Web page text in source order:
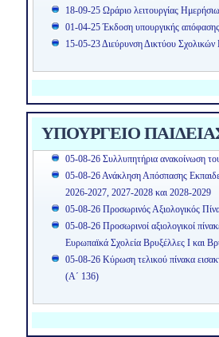
18-09-25 Ωράριο λειτουργίας
01-04-25 Έκδοση υπουργικής
15-05-23 Διεύρυνση Δικτύου
ΥΠΟΥΡΓΕΙΟ
05-08-26 Συλλυπητήρια ανακοίνωση
05-08-26 Ανάκληση Απόσπασης
2026-2027, 2027-2028 και 2028-2029
05-08-26 Προσωρινός Αξιολογικός
05-08-26 Προσωρινοί αξιολογικοί
Ευρωπαϊκά Σχολεία Βρυξέλλες Ι και
05-08-26 Κύρωση τελικού πίνακα
(Α΄ 136)